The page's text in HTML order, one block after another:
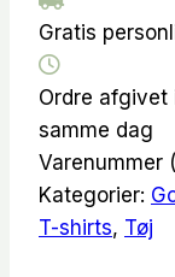
Nümph
antal
Gratis
Ordre afgivet
samme dag
Varenummer
Kategorier:
T-shirts, Tøj